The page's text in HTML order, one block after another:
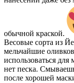
обычной краской.
Весовые сорта из
мельчайшие
использоваться
нет песка.
после хорошей